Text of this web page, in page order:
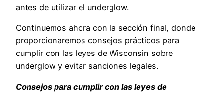
antes de utilizar el underglow.
Continuemos ahora con la sección final, donde
proporcionaremos consejos prácticos para
cumplir con las leyes de Wisconsin sobre
underglow y evitar sanciones legales.
Consejos para cumplir con las leyes de